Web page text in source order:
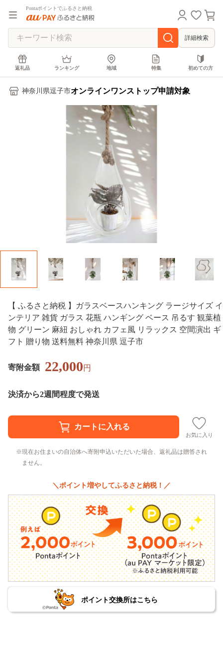
Pontaポイントでふるさと納税
詳細検索
返礼品 ランキング 地域 特集 初めての方
神奈川県逗子市オンラインワンストップ申請対象
【 ふるさと納税 】ガラスベースハンキング ラージサイズ イ
ンテリア 雑貨 ガラス 花瓶 ハンギング ベース 吊るす 観葉植
物 グリーン 麻紐 おしゃれ カフェ風 リラックス 空間演出 ギ
フト 贈り物 送料無料 神奈川県 逗子市
寄附金額 22,000円
決済から2週間程度で発送
お気に入り
現在お住まいの自治体へ寄附申込いただいた場合、返礼品は贈答され
ません。
＼ポイント増やしてふるさと納税！／
ポイント交換所はこちら